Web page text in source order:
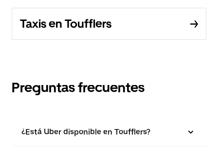
Taxis en Toufflers
Preguntas frecuentes
¿Está Uber disponible en Toufflers?